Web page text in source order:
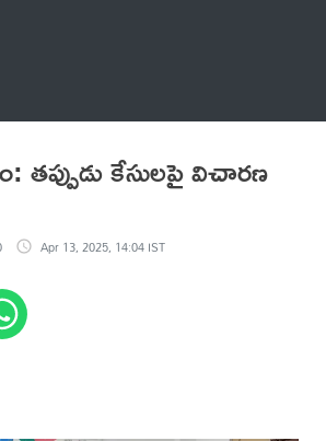
తప్పుడు కేసులపై విచారణ
Apr 13, 2025, 14:04 IST